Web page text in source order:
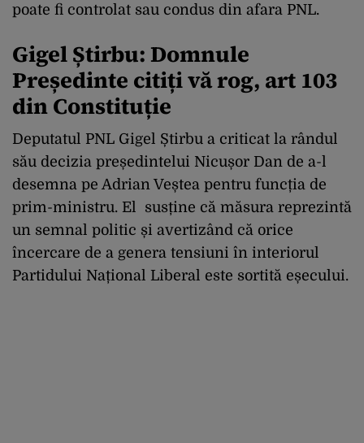
poate fi controlat sau condus din afara PNL.
Gigel Știrbu: Domnule
Președinte citiți vă rog, art 103
din Constituție
Deputatul PNL Gigel Știrbu a criticat la rândul
său decizia președintelui Nicușor Dan de a-l
desemna pe Adrian Veștea pentru funcția de
prim-ministru. El susține că măsura reprezintă
un semnal politic și avertizând că orice
încercare de a genera tensiuni în interiorul
Partidului Național Liberal este sortită eșecului.